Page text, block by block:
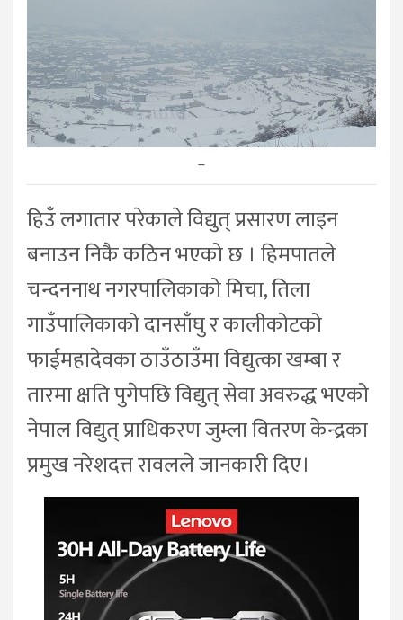
–
हिउँ लगातार परेकाले विद्युत् प्रसारण लाइन
बनाउन निकै कठिन भएको छ । हिमपातले
चन्दननाथ नगरपालिकाको मिचा, तिला
गाउँपालिकाको दानसाँघु र कालीकोटको
फाईमहादेवका ठाउँठाउँमा विद्युत्का खम्बा र
तारमा क्षति पुगेपछि विद्युत् सेवा अवरुद्ध भएको
नेपाल विद्युत् प्राधिकरण जुम्ला वितरण केन्द्रका
प्रमुख नरेशदत्त रावलले जानकारी दिए।